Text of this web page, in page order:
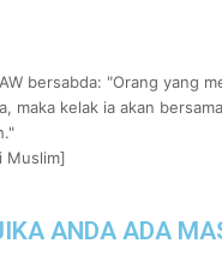
bersabda: "Orang yang
maka kelak ia akan
Muslim]
ANDA ADA